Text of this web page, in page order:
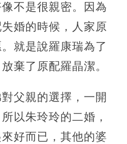
不是很親密。因為
婚的時候，人家原
就是說羅康瑞為了
棄了原配羅晶潔。
父親的選擇，一開
以朱玲玲的二婚，
好而已，其他的婆